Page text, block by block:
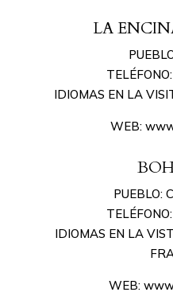
LA
IDIOMAS EN LA
WEB:
PUEBLO:
IDIOMAS EN LA
WEB: